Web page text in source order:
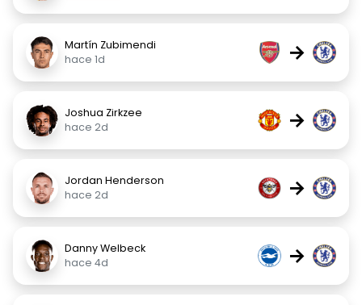
Martín Zubimendi
hace 1d
→
Joshua Zirkzee
hace 2d
→
Jordan Henderson
hace 2d
→
Danny Welbeck
hace 4d
→